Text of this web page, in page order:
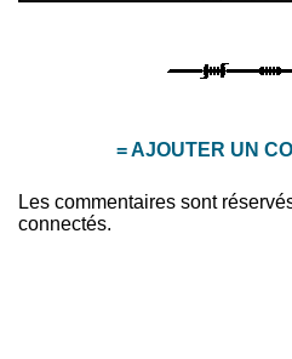
= AJOUTER UN
Les commentaires sont
connectés.